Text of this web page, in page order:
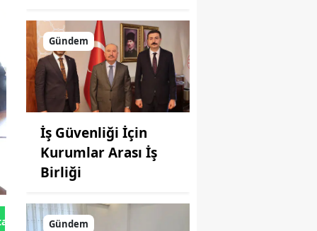
Gönder
Gündem
İş Güvenliği İçin
Kurumlar Arası İş
Birliği
Gündem